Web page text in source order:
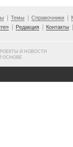
Темы Справочники
Редакция Контакты
И НОВОСТИ
ОСНОВЕ